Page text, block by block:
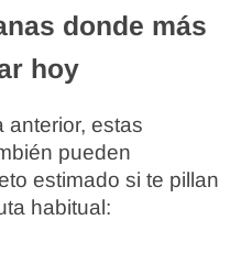
donde más
hoy
anterior, estas
pueden
estimado si te pillan
habitual: